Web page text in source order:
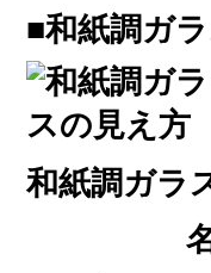
■和紙調ガ
和紙調ガラ